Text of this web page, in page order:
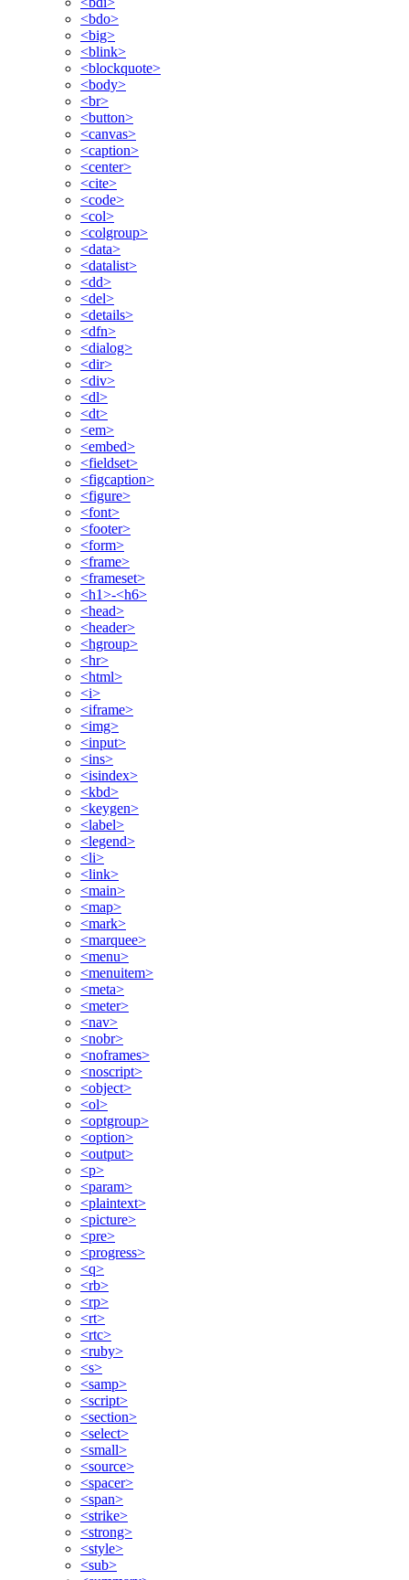
<bdo>
<big>
<blink>
<blockquote>
<body>
<br>
<button>
<canvas>
<caption>
<center>
<cite>
<code>
<col>
<colgroup>
<data>
<datalist>
<dd>
<del>
<details>
<dfn>
<dialog>
<dir>
<div>
<dl>
<dt>
<em>
<embed>
<fieldset>
<figcaption>
<figure>
<font>
<footer>
<form>
<frame>
<frameset>
<h1>-<h6>
<head>
<header>
<hgroup>
<hr>
<html>
<i>
<iframe>
<img>
<input>
<ins>
<isindex>
<kbd>
<keygen>
<label>
<legend>
<li>
<link>
<main>
<map>
<mark>
<marquee>
<menu>
<menuitem>
<meta>
<meter>
<nav>
<nobr>
<noframes>
<noscript>
<object>
<ol>
<optgroup>
<option>
<output>
<p>
<param>
<plaintext>
<picture>
<pre>
<progress>
<q>
<rb>
<rp>
<rt>
<rtc>
<ruby>
<s>
<samp>
<script>
<section>
<select>
<small>
<source>
<spacer>
<span>
<strike>
<strong>
<style>
<sub>